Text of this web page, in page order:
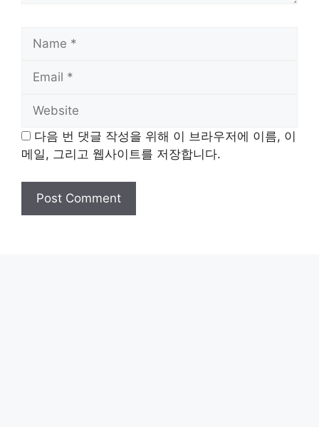
Name
Email
Website
다음 번 댓글 작성을 위해 이 브라우저에 이름, 이
메일, 그리고 웹사이트를 저장합니다.